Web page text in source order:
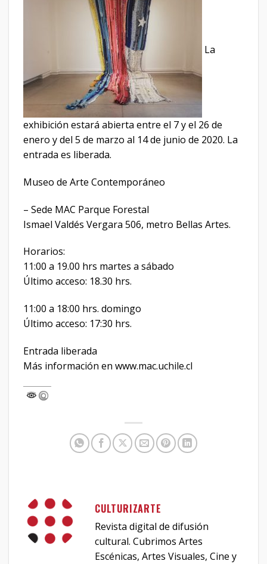
La
exhibición estará abierta entre el 7 y el 26 de
enero y del 5 de marzo al 14 de junio de 2020. La
entrada es liberada.
Museo de Arte Contemporáneo
– Sede MAC Parque Forestal
Ismael Valdés Vergara 506, metro Bellas Artes.
Horarios:
11:00 a 19.00 hrs martes a sábado
Último acceso: 18.30 hrs.
11:00 a 18:00 hrs. domingo
Último acceso: 17:30 hrs.
Entrada liberada
Más información en www.mac.uchile.cl
CULTURIZARTE
Revista digital de difusión
cultural. Cubrimos Artes
Escénicas, Artes Visuales, Cine y